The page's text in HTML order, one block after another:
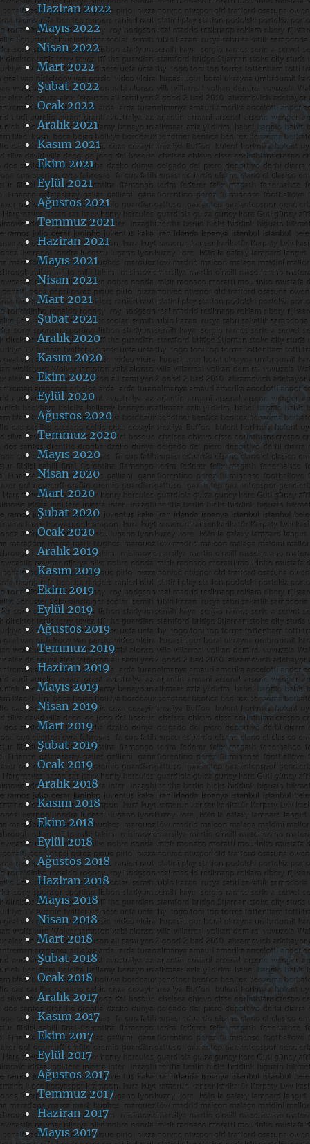
Haziran 2022
Mayıs 2022
Nisan 2022
Mart 2022
Şubat 2022
Ocak 2022
Aralık 2021
Kasım 2021
Ekim 2021
Eylül 2021
Ağustos 2021
Temmuz 2021
Haziran 2021
Mayıs 2021
Nisan 2021
Mart 2021
Şubat 2021
Aralık 2020
Kasım 2020
Ekim 2020
Eylül 2020
Ağustos 2020
Temmuz 2020
Mayıs 2020
Nisan 2020
Mart 2020
Şubat 2020
Ocak 2020
Aralık 2019
Kasım 2019
Ekim 2019
Eylül 2019
Ağustos 2019
Temmuz 2019
Haziran 2019
Mayıs 2019
Nisan 2019
Mart 2019
Şubat 2019
Ocak 2019
Aralık 2018
Kasım 2018
Ekim 2018
Eylül 2018
Ağustos 2018
Haziran 2018
Mayıs 2018
Nisan 2018
Mart 2018
Şubat 2018
Ocak 2018
Aralık 2017
Kasım 2017
Ekim 2017
Eylül 2017
Ağustos 2017
Temmuz 2017
Haziran 2017
Mayıs 2017